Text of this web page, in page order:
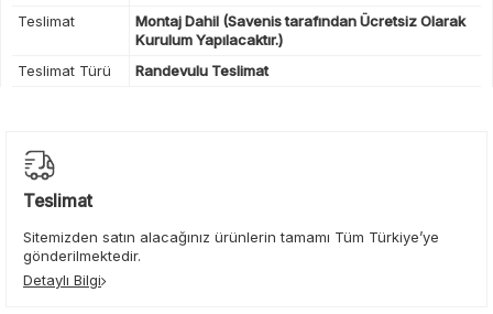
Teslimat
Montaj Dahil (Savenis tarafından Ücretsiz Olarak
Kurulum Yapılacaktır.)
Teslimat Türü
Randevulu Teslimat
Teslimat
Sitemizden satın alacağınız ürünlerin tamamı Tüm Türkiye’ye
gönderilmektedir.
Detaylı Bilgi